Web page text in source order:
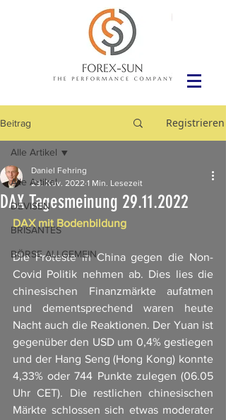
Beitrag Registrieren
Alle Artikel
DEVISEN
BRISANTES
BÖRSE ALLGEMEIN
Alle Artikel
DAX Tagesmeinung 29.11.2022
Daniel Fehring
29. Nov. 2022 1 Min. Lesezeit
DAX mit Bodenbildung
Die Proteste in China gegen die Non-
Covid Politik nehmen ab. Dies lies die
chinesischen Finanzmärkte aufatmen
und dementsprechend waren heute
Nacht auch die Reaktionen. Der Yuan ist
gegenüber den USD um 0,4% gestiegen
und der Hang Seng (Hong Kong) konnte
4,33% oder 744 Punkte zulegen (06.05
Uhr CET). Die restlichen chinesischen
Märkte schlossen sich etwas moderater